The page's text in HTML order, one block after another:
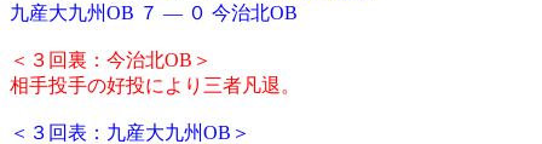
九産大九州OB ７ ― ０ 今治北OB
＜３回裏：今治北OB＞
相手投手の好投により三者凡退。
＜３回表：九産大九州OB＞